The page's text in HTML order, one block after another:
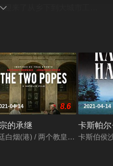
迎来了从乡下到大城市工作
常失望，但她还是很虚心
诞节收到了铃木一家送的车
但她却哭着把票退给了铃木
木家对
川（吉冈秀隆 饰），为三流
板娘广美（小雪 饰）拜托他
介是自己的忠实读者之后，
也对他的慷慨产生了好感，

Are My Friend / I'm Proud of
04-14 8.6
的承继
白烟(港) / 两个教皇 / 两代教皇 /
2021-04-14
卡斯帕
卡斯伯侯